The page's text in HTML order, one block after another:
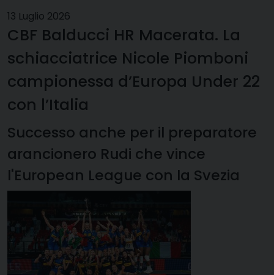
13 Luglio 2026
CBF Balducci HR Macerata. La
schiacciatrice Nicole Piomboni
campionessa d’Europa Under 22
con l’Italia
Successo anche per il preparatore
arancionero Rudi che vince
l'European League con la Svezia